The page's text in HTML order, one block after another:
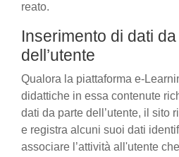
reato.
Inserimento di dati
dell’utente
Qualora la piattaforma e-
didattiche in essa contenute
dati da parte dell’utente, il sito
e registra alcuni suoi dati
associare l’attività all'utente